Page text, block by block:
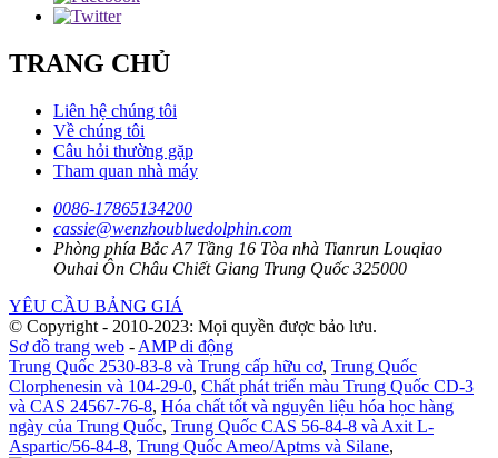
TRANG CHỦ
Liên hệ chúng tôi
Về chúng tôi
Câu hỏi thường gặp
Tham quan nhà máy
0086-17865134200
cassie@wenzhoubluedolphin.com
Phòng phía Bắc A7 Tầng 16 Tòa nhà Tianrun Louqiao
Ouhai Ôn Châu Chiết Giang Trung Quốc 325000
YÊU CẦU BẢNG GIÁ
© Copyright - 2010-2023: Mọi quyền được bảo lưu.
Sơ đồ trang web - AMP di động
Trung Quốc 2530-83-8 và Trung cấp hữu cơ, Trung Quốc
Clorphenesin và 104-29-0, Chất phát triển màu Trung Quốc CD-3
và CAS 24567-76-8, Hóa chất tốt và nguyên liệu hóa học hàng
ngày của Trung Quốc, Trung Quốc CAS 56-84-8 và Axit L-
Aspartic/56-84-8, Trung Quốc Ameo/Aptms và Silane,